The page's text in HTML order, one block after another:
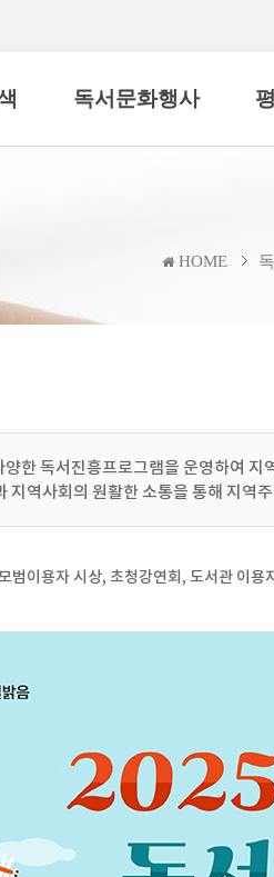
독서문화행사
HOME
한 독서진흥프로그램을 운영하여
지역사회의 원활한 소통을 통해 지역
범이용자 시상, 초청강연회, 도서관 이용